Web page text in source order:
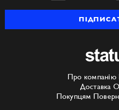
Про компанію
Доставка
Покупцям